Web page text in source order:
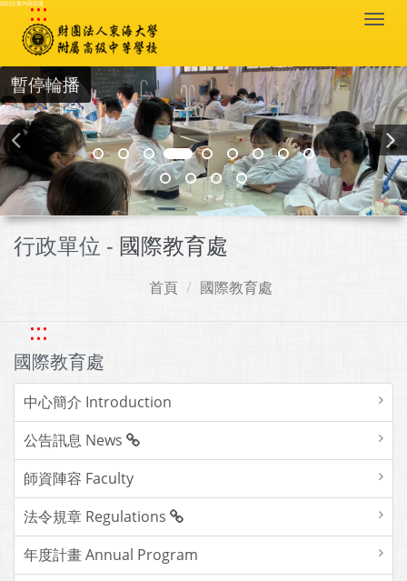
跳到主要內容區塊
:::
暫停輪播
行政單位 - 國際教育處
首頁 國際教育處
:::
國際教育處
中心簡介 Introduction
公告訊息 News
師資陣容 Faculty
法令規章 Regulations
年度計畫 Annual Program